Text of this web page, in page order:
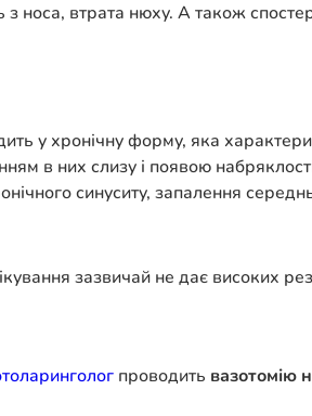
носа, втрата нюху. А також
у хронічну форму, яка
в них слизу і появою
синуситу, запалення
зазвичай не дає високих
проводить вазотомію